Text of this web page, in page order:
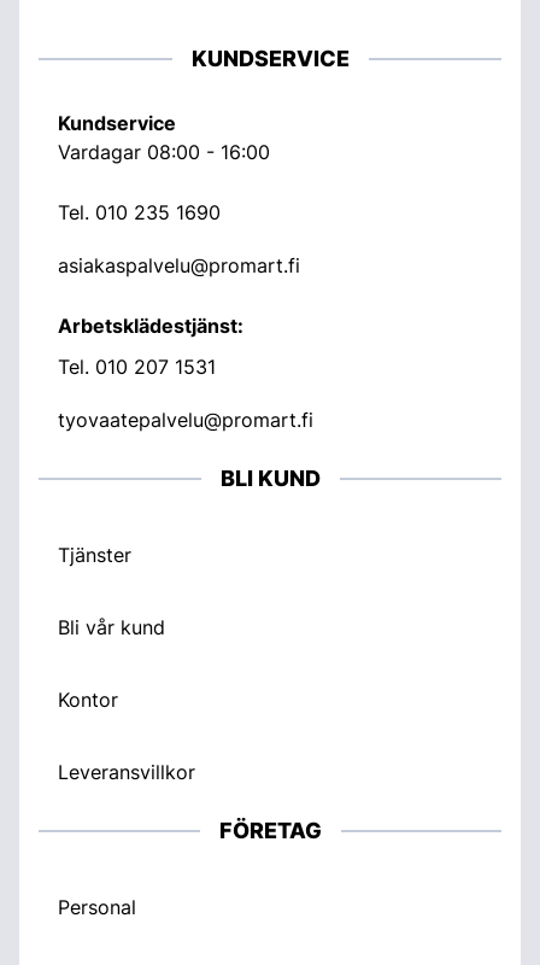
KUNDSERVICE
Kundservice
Vardagar 08:00 - 16:00
Tel. 010 235 1690
asiakaspalvelu@promart.fi
Arbetsklädestjänst:
Tel. 010 207 1531
tyovaatepalvelu@promart.fi
BLI KUND
Tjänster
Bli vår kund
Kontor
Leveransvillkor
FÖRETAG
Personal